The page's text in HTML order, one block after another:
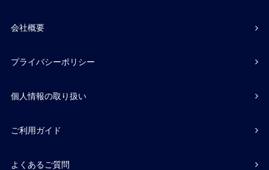
会社概要
プライバシーポリシー
個人情報の取り扱い
ご利用ガイド
よくあるご質問